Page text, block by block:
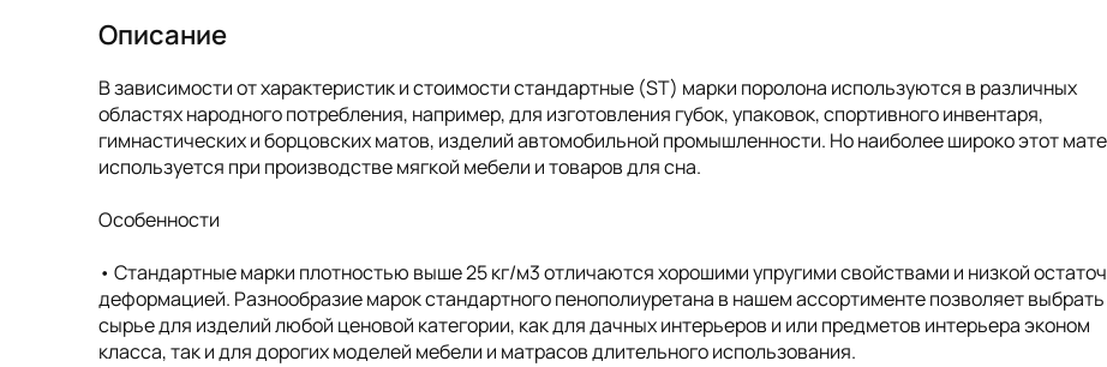
Описание
В зависимости от характеристик и стоимости стандартные (ST) марки поролона используются в различных
областях народного потребления, например, для изготовления губок, упаковок, спортивного инвентаря,
гимнастических и борцовских матов, изделий автомобильной промышленности. Но наиболее широко этот
используется при производстве мягкой мебели и товаров для сна.
Особенности
• Cтандартные марки плотностью выше 25 кг/м3 отличаются хорошими упругими свойствами и низкой
деформацией. Разнообразие марок стандартного пенополиуретана в нашем ассортименте позволяет выбрать
сырье для изделий любой ценовой категории, как для дачных интерьеров и или предметов интерьера эконом
класса, так и для дорогих моделей мебели и матрасов длительного использования.